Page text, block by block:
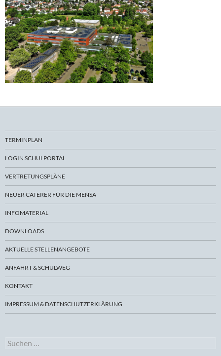
TERMINPLAN
LOGIN SCHULPORTAL
VERTRETUNGSPLÄNE
NEUER CATERER FÜR DIE MENSA
INFOMATERIAL
DOWNLOADS
AKTUELLE STELLENANGEBOTE
ANFAHRT & SCHULWEG
KONTAKT
IMPRESSUM & DATENSCHUTZERKLÄRUNG
Suchen